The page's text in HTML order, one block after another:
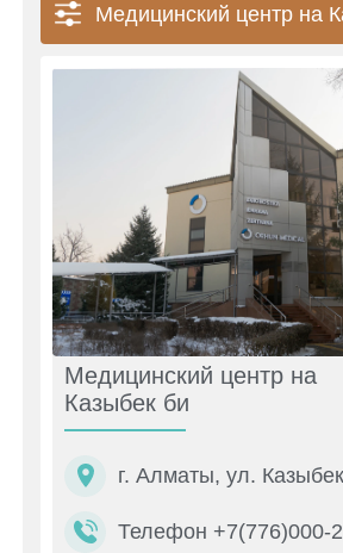
Медицинский центр на
Медицинский центр на
Казыбек би
г. Алматы, ул.
Телефон +7(776)000-